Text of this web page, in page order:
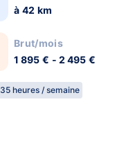
à 42 km
Brut/mois
1 895 € - 2 495 €
35 heures / semaine